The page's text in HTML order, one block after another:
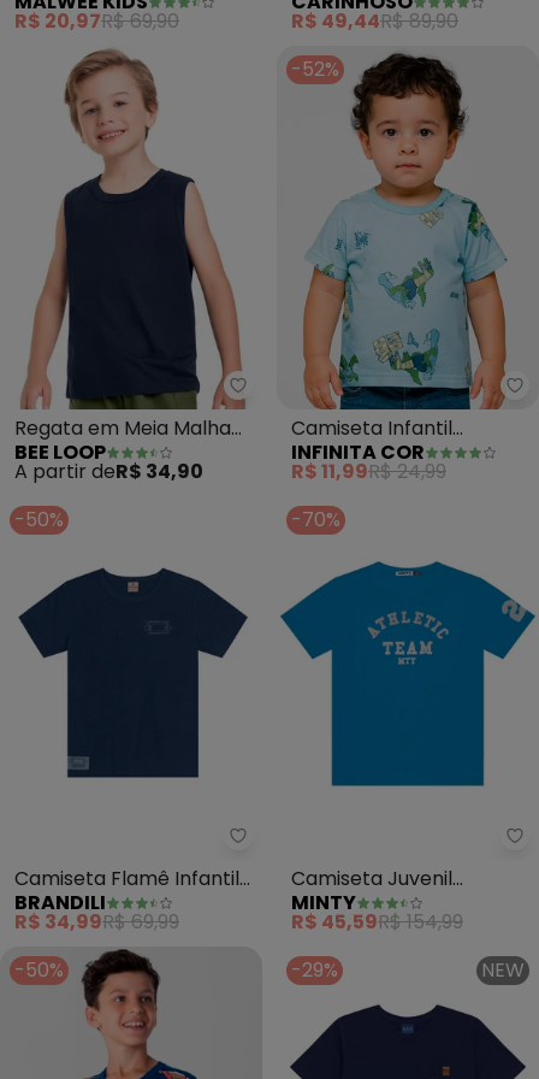
Malha (Azul Petróleo)
R$ 20,97R$ 69,90
The Best Team Ever
(Azul)
R$ 49,44R$ 89,90
Bee Loop - Regata em Meia
Regata em Meia Malha
para Menino (Azul)
BEE LOOP
A partir deR$ 34,90
-52%
Camiseta Infantil
Masculina Animais (Azul)
INFINITA COR
R$ 11,99R$ 24,99
-50%
Brandili - Camiseta Flamê
Camiseta Flamê Infantil
Menino de Skate (Azul)
BRANDILI
R$ 34,99R$ 69,99
-70%
Camiseta Juvenil
Masculina em Meia Malha
(Azul)
MINTY
R$ 45,59R$ 154,99
-50%
-29% NEW